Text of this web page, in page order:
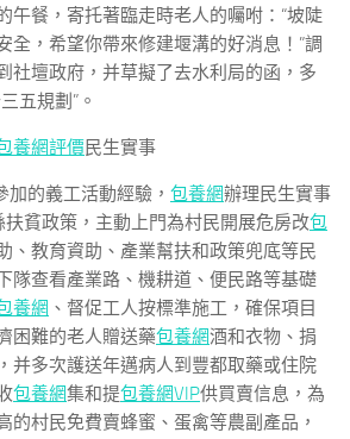
午餐，寄托著臨走時老人的囑咐：“坡陡
全，希望你帶來修建堰溝的好消息！”調
社壇政府，并草擬了去水利局的函，多
五規劃”。
養網評價 民生實事
的義工活動經驗， 包養網辦理民生實事
扶貧政策，主動上門為村民開展危房改包
、教育資助、產業幫扶和政策兜底等民
隊查看產業路、機耕道、便民路等基礎
養網 、督促工人按標準施工，確保項目
困難的老人贈送藥包養網酒和衣物、捐
并多次護送年邁病人到豐都取藥或住院
包養網集和提包養網VIP供買賣信息，為
的村民免費賣蜂蜜、蛋禽等農副產品，